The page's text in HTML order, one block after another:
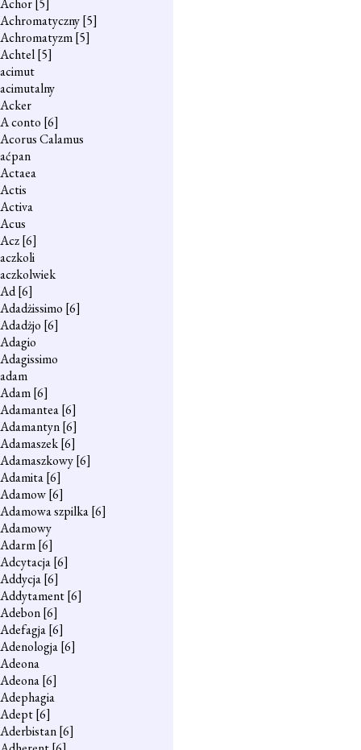
Achor[5]
Achromatyczny[5]
Achromatyzm[5]
Achtel[5]
acimut
acimutalny
Acker
A conto [6]
Acorus Calamus
aćpan
Actaea
Actis
Activa
Acus
Acz[6]
aczkoli
aczkolwiek
Ad[6]
Adadżissimo [6]
Adadżjo [6]
Adagio
Adagissimo
adam
Adam[6]
Adamantea[6]
Adamantyn[6]
Adamaszek[6]
Adamaszkowy[6]
Adamita[6]
Adamow[6]
Adamowa szpilka[6]
Adamowy
Adarm[6]
Adcytacja[6]
Addycja[6]
Addytament[6]
Adebon[6]
Adefagja[6]
Adenologja[6]
Adeona
Adeona[6]
Adephagia
Adept[6]
Aderbistan[6]